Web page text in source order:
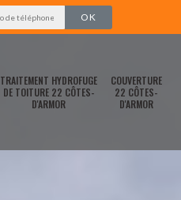
TRAITEMENT HYDROFUGE
DE TOITURE 22 CÔTES-
D'ARMOR
COUVERTURE
22 CÔTES-
D'ARMOR